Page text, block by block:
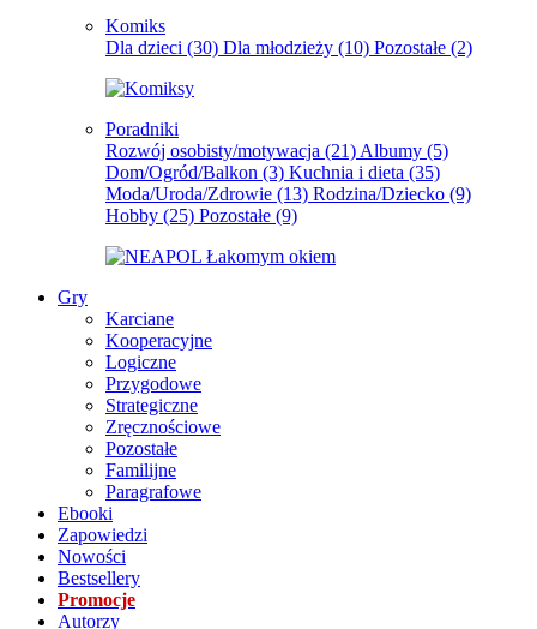
Komiks
Dla dzieci (30) Dla młodzieży (10) Pozostałe (2)
Poradniki
Rozwój osobisty/motywacja (21) Albumy (5)
Dom/Ogród/Balkon (3) Kuchnia i dieta (35)
Moda/Uroda/Zdrowie (13) Rodzina/Dziecko (9)
Hobby (25) Pozostałe (9)
Gry
Karciane
Kooperacyjne
Logiczne
Przygodowe
Strategiczne
Zręcznościowe
Pozostałe
Familijne
Paragrafowe
Ebooki
Zapowiedzi
Nowości
Bestsellery
Promocje
Autorzy